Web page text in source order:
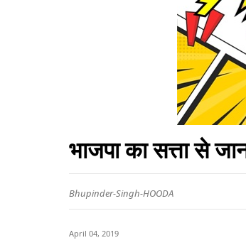
भाजपा का सत्ता से
Bhupinder-Singh-HOODA
April 04, 2019